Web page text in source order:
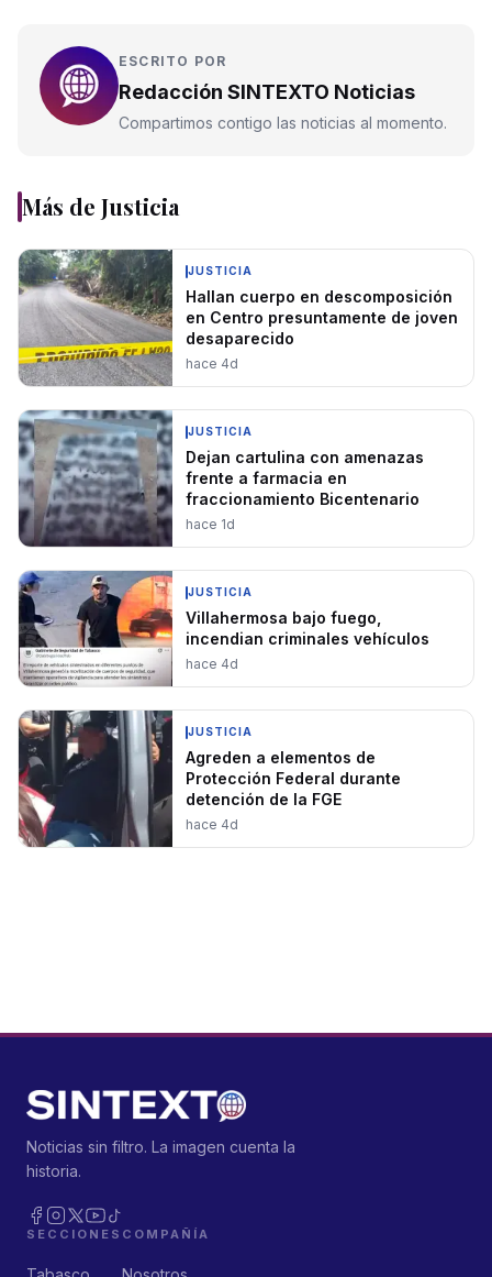
ESCRITO POR
Redacción SINTEXTO Noticias
Compartimos contigo las noticias al momento.
Más de Justicia
JUSTICIA
Hallan cuerpo en descomposición
en Centro presuntamente de joven
desaparecido
hace 4d
JUSTICIA
Dejan cartulina con amenazas
frente a farmacia en
fraccionamiento Bicentenario
hace 1d
JUSTICIA
Villahermosa bajo fuego,
incendian criminales vehículos
hace 4d
JUSTICIA
Agreden a elementos de
Protección Federal durante
detención de la FGE
hace 4d
Noticias sin filtro. La imagen cuenta la
historia.
SECCIONES COMPAÑÍA